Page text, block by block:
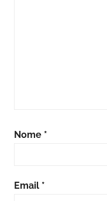
Nome *
Email *